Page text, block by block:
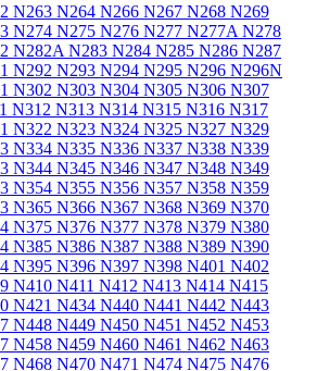
N263 N264 N266 N267 N268 N269
N274 N275 N276 N277 N277A N278
N282A N283 N284 N285 N286 N287
N292 N293 N294 N295 N296 N296N
N302 N303 N304 N305 N306 N307
N312 N313 N314 N315 N316 N317
N322 N323 N324 N325 N327 N329
N334 N335 N336 N337 N338 N339
N344 N345 N346 N347 N348 N349
N354 N355 N356 N357 N358 N359
N365 N366 N367 N368 N369 N370
N375 N376 N377 N378 N379 N380
N385 N386 N387 N388 N389 N390
N395 N396 N397 N398 N401 N402
N410 N411 N412 N413 N414 N415
N421 N434 N440 N441 N442 N443
N448 N449 N450 N451 N452 N453
N458 N459 N460 N461 N462 N463
N468 N470 N471 N474 N475 N476